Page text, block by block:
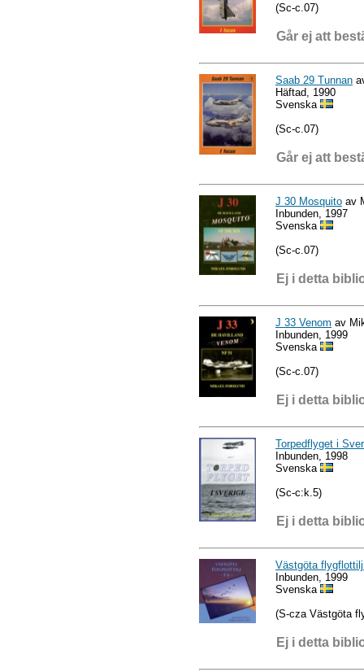
(Sc-c.07)
Går ej att
Saab 29 Tunnan
Häftad, 1990
Svenska
(Sc-c.07)
Går ej att
J 30 Mosquito av
Inbunden, 1997
Svenska
(Sc-c.07)
Ej i detta
J 33 Venom av
Inbunden, 1999
Svenska
(Sc-c.07)
Ej i detta
Torpedflyget i
Inbunden, 1998
Svenska
(Sc-c:k.5)
Ej i detta
Västgöta
Inbunden, 1999
Svenska
(S-cza Västgöta
Ej i detta